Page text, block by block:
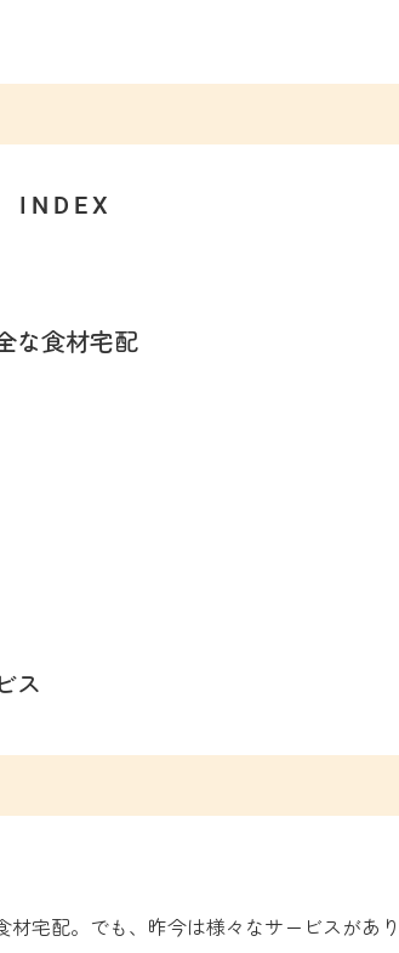
INDEX
な食材宅配
ス
宅配。でも、昨今は様々なサービスがあ